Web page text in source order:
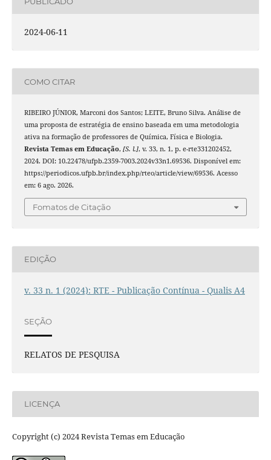
2024-06-11
COMO CITAR
RIBEIRO JÚNIOR, Marconi dos Santos; LEITE, Bruno Silva. Análise de
uma proposta de estratégia de ensino baseada em uma metodologia
ativa na formação de professores de Química, Física e Biologia.
Revista Temas em Educação, [S. l.], v. 33, n. 1, p. e-rte331202452,
2024. DOI: 10.22478/ufpb.2359-7003.2024v33n1.69536. Disponível em:
https://periodicos.ufpb.br/index.php/rteo/article/view/69536. Acesso
em: 6 ago. 2026.
Fomatos de Citação
EDIÇÃO
v. 33 n. 1 (2024): RTE - Publicação Contínua - Qualis A4
SEÇÃO
RELATOS DE PESQUISA
LICENÇA
Copyright (c) 2024 Revista Temas em Educação